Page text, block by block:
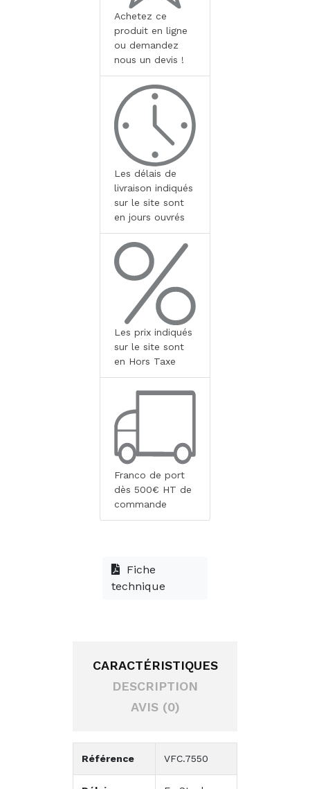
Achetez ce
produit en ligne
ou demandez
nous un devis !
Les délais de
livraison indiqués
sur le site sont
en jours ouvrés
Les prix indiqués
sur le site sont
en Hors Taxe
Franco de port
dès 500€ HT de
commande
Fiche
technique
CARACTÉRISTIQUES
DESCRIPTION
AVIS (0)
Référence VFC.7550